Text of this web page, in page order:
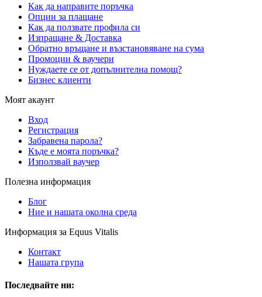
Как да направите поръчка
Опции за плащане
Как да ползвате профила си
Изпращане & Доставка
Обратно връщане и възстановяване на сума
Промоции & ваучери
Нуждаете се от допълнителна помощ?
Бизнес клиенти
Моят акаунт
Вход
Регистрация
Забравена парола?
Къде е моята поръчка?
Използвай ваучер
Полезна информация
Блог
Ние и нашата околна среда
Информация за Equus Vitalis
Контакт
Нашата група
Последвайте ни: